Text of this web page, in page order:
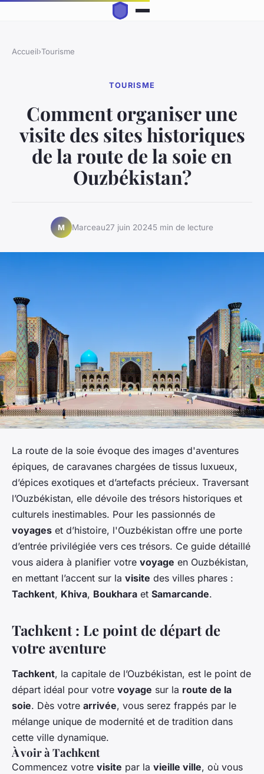
Accueil›Tourisme
TOURISME
Comment organiser une
visite des sites historiques
de la route de la soie en
Ouzbékistan?
M Marceau27 juin 20245 min de lecture
La route de la soie évoque des images d'aventures
épiques, de caravanes chargées de tissus luxueux,
d’épices exotiques et d’artefacts précieux. Traversant
l’Ouzbékistan, elle dévoile des trésors historiques et
culturels inestimables. Pour les passionnés de
voyages et d’histoire, l'Ouzbékistan offre une porte
d’entrée privilégiée vers ces trésors. Ce guide détaillé
vous aidera à planifier votre voyage en Ouzbékistan,
en mettant l’accent sur la visite des villes phares :
Tachkent, Khiva, Boukhara et Samarcande.
Tachkent : Le point de départ de
votre aventure
Tachkent, la capitale de l’Ouzbékistan, est le point de
départ idéal pour votre voyage sur la route de la
soie. Dès votre arrivée, vous serez frappés par le
mélange unique de modernité et de tradition dans
cette ville dynamique.
À voir à Tachkent
Commencez votre visite par la vieille ville, où vous